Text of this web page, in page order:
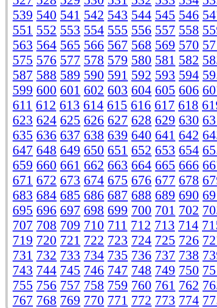
539 540 541 542 543 544 545 546
551 552 553 554 555 556 557 558
563 564 565 566 567 568 569 570
575 576 577 578 579 580 581 582
587 588 589 590 591 592 593 594
599 600 601 602 603 604 605 606
611 612 613 614 615 616 617 618
623 624 625 626 627 628 629 630
635 636 637 638 639 640 641 642
647 648 649 650 651 652 653 654
659 660 661 662 663 664 665 666
671 672 673 674 675 676 677 678
683 684 685 686 687 688 689 690
695 696 697 698 699 700 701 702
707 708 709 710 711 712 713 714
719 720 721 722 723 724 725 726
731 732 733 734 735 736 737 738
743 744 745 746 747 748 749 750
755 756 757 758 759 760 761 762
767 768 769 770 771 772 773 774